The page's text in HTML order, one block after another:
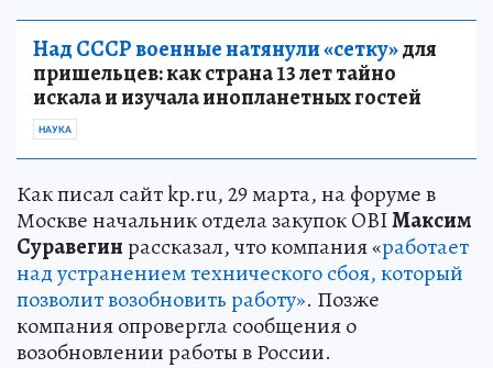
Над СССР военные натянули «сетку»для
пришельцев: как страна 13 лет тайно
искала и изучала инопланетных гостей
НАУКА
Как писал сайт kp.ru, 29 марта, на форуме в
Москве начальник отдела закупок OBIМаксим
Суравегинрассказал, что компания «работает
над устранением технического сбоя, который
позволит возобновить работу». Позже
компания опровергла сообщения о
возобновлении работы в России.